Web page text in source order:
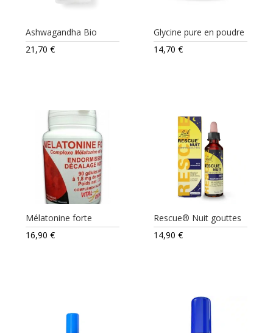
Ashwagandha Bio
21,70€
Glycine pure en poudre
14,70€
Mélatonine forte
16,90€
Rescue® Nuit gouttes
14,90€